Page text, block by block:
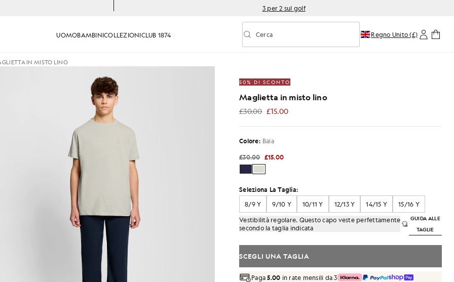
3 per 2 sul golf
UOMOBAMBINICOLLEZIONICLUB 1874 Attiva/disattiva la ricerca predittiva
Cerca Regno Unito (£)
IN MISTO LINO
50% DI SCONTO
Maglietta in misto lino
£30.00 £15.00
£15.00
Colore: Baia
£30.00 £15.00
Seleziona La Taglia:
8/9 Y
9/10 Y 10/11 Y 12/13 Y 14/15 Y
15/16 Y
Vestibilità regolare. Questo capo veste perfettamente
secondo la taglia indicata
GUIDA ALLE
TAGLIE
SCEGLI UNA TAGLIA
Paga5.00 in rate mensili da 3